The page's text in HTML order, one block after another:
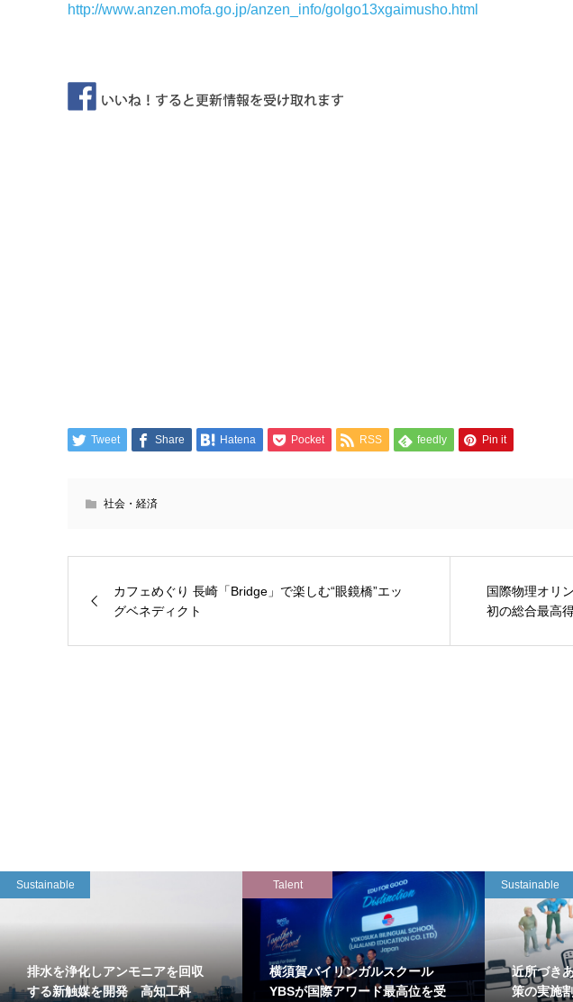
http://www.anzen.mofa.go.jp/anzen_info/golgo13xgaimusho.html
Tweet Share Hatena Pocket RSS feedly Pin it
社会・経済
カフェめぐり 長崎「Bridge」で楽しむ“眼鏡橋”エッ
グベネディクト
国際物理オリ
初の総合最高
Sustainable
排水を浄化しアンモニアを回収
する新触媒を開発 高知工科
Talent
横須賀バイリンガルスクール
YBSが国際アワード最高位を受
Sustainable
近所づき
策の実施